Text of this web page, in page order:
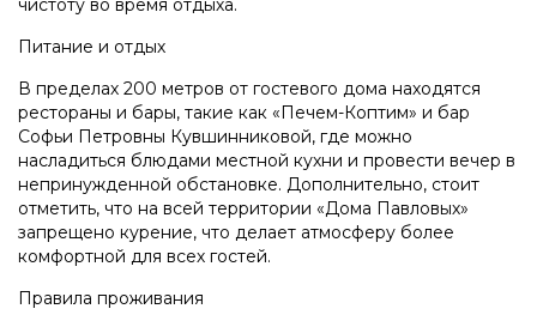
чистоту во время отдыха.
Питание и отдых
В пределах 200 метров от гостевого дома находятся
рестораны и бары, такие как «Печем-Коптим» и бар
Софьи Петровны Кувшинниковой, где можно
насладиться блюдами местной кухни и провести вечер в
непринужденной обстановке. Дополнительно, стоит
отметить, что на всей территории «Дома Павловых»
запрещено курение, что делает атмосферу более
комфортной для всех гостей.
Правила проживания